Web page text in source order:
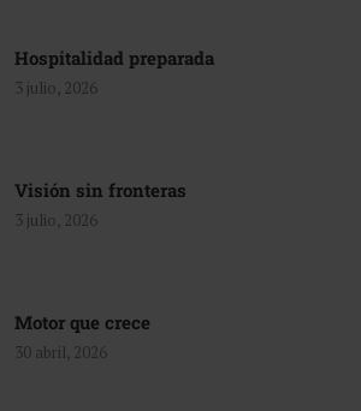
Hospitalidad preparada
3 julio, 2026
Visión sin fronteras
3 julio, 2026
Motor que crece
30 abril, 2026